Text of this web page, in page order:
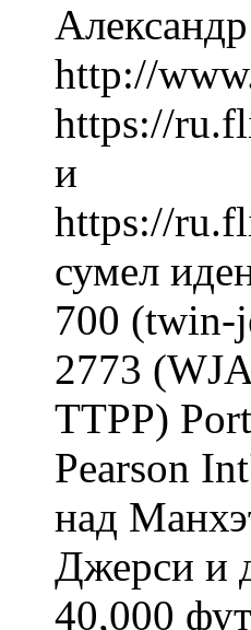
http://
https://
и
https://
сумел
700 (twin-
2773
TTPP)
Pearson
над
Джерси и
40,000